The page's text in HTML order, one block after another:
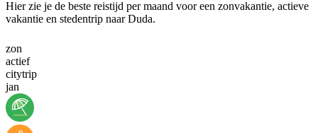
Hier zie je de beste reistijd per maand voor een zonvakantie, actieve
vakantie en stedentrip naar Duda.
zon
actief
citytrip
jan